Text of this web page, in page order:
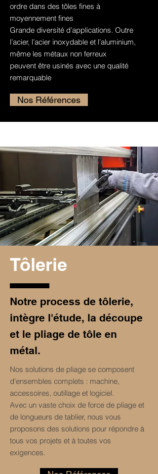
ordre dans des tôles fines à
moyennement fines
Grande diversité d’applications. Outre
l’acier, l’acier inoxydable et l’aluminium,
même les métaux non ferreux
peuvent être usinés avec une qualité
remarquable
Nos Références
Tôlerie
Notre process de tôlerie,
intègre l'étude, la découpe
et le pliage de tôle en
métal.
Nos solutions de pliage se composent
d'ensembles complets : machine,
accessoires, outillage et logiciel.
Avec un vaste choix de force de pliage et
de longueurs de tablier, nous vous
proposons des solutions pour répondre à
tous vos projets et à toutes vos
exigences.